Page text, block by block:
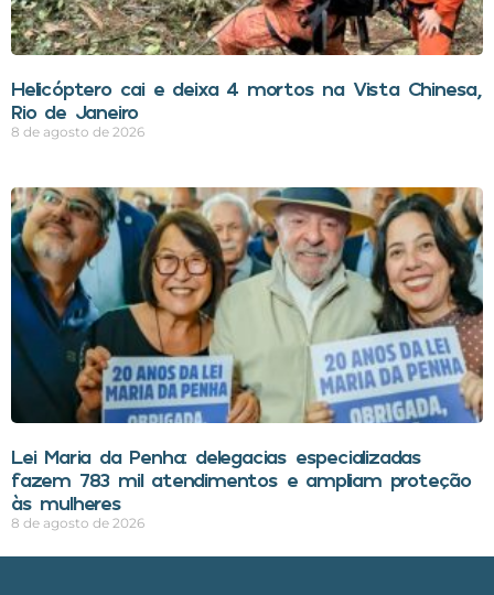
Helicóptero cai e deixa 4 mortos na Vista Chinesa,
Rio de Janeiro
8 de agosto de 2026
Lei Maria da Penha: delegacias especializadas
fazem 783 mil atendimentos e ampliam proteção
às mulheres
8 de agosto de 2026